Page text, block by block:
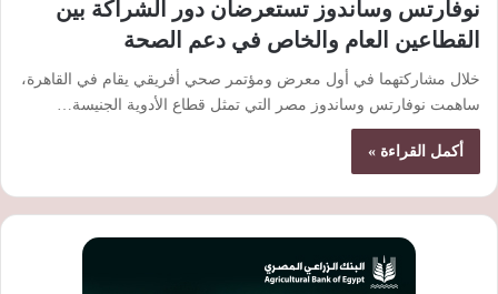
نوفارتس وساندوز تستعرضان دور الشراكة بين
القطاعين العام والخاص في دعم الصحة
خلال مشاركتهما في أول معرض ومؤتمر صحي أفريقي يقام في القاهرة،
ساهمت نوفارتس وساندوز مصر التي تمثل قطاع الأدوية الجنيسة…
أكمل القراءة »